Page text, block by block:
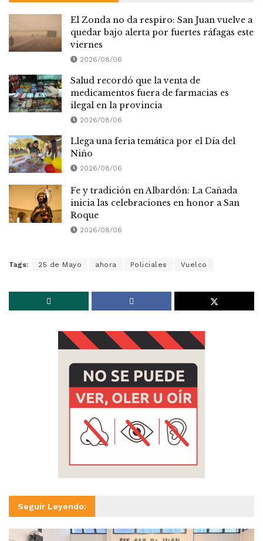
El Zonda no da respiro: San Juan vuelve a
quedar bajo alerta por fuertes ráfagas este
viernes
2026/08/06
Salud recordó que la venta de
medicamentos fuera de farmacias es
ilegal en la provincia
2026/08/06
Llega una feria temática por el Día del
Niño
2026/08/06
Fe y tradición en Albardón: La Cañada
inicia las celebraciones en honor a San
Roque
2026/08/06
Tags: 25 de Mayo ahora Policiales Vuelco
Seguir Leyendo: